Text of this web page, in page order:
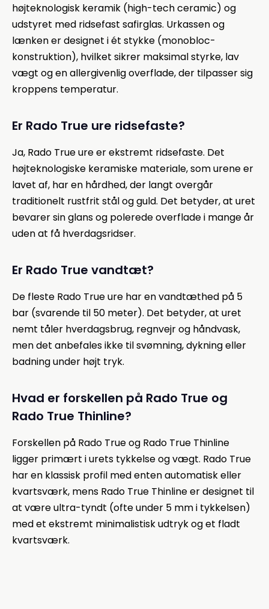
højteknologisk keramik (high-tech ceramic) og
udstyret med ridsefast safirglas. Urkassen og
lænken er designet i ét stykke (monobloc-
konstruktion), hvilket sikrer maksimal styrke, lav
vægt og en allergivenlig overflade, der tilpasser sig
kroppens temperatur.
Er Rado True ure ridsefaste?
Ja, Rado True ure er ekstremt ridsefaste. Det
højteknologiske keramiske materiale, som urene er
lavet af, har en hårdhed, der langt overgår
traditionelt rustfrit stål og guld. Det betyder, at uret
bevarer sin glans og polerede overflade i mange år
uden at få hverdagsridser.
Er Rado True vandtæt?
De fleste Rado True ure har en vandtæthed på 5
bar (svarende til 50 meter). Det betyder, at uret
nemt tåler hverdagsbrug, regnvejr og håndvask,
men det anbefales ikke til svømning, dykning eller
badning under højt tryk.
Hvad er forskellen på Rado True og
Rado True Thinline?
Forskellen på Rado True og Rado True Thinline
ligger primært i urets tykkelse og vægt. Rado True
har en klassisk profil med enten automatisk eller
kvartsværk, mens Rado True Thinline er designet til
at være ultra-tyndt (ofte under 5 mm i tykkelsen)
med et ekstremt minimalistisk udtryk og et fladt
kvartsværk.